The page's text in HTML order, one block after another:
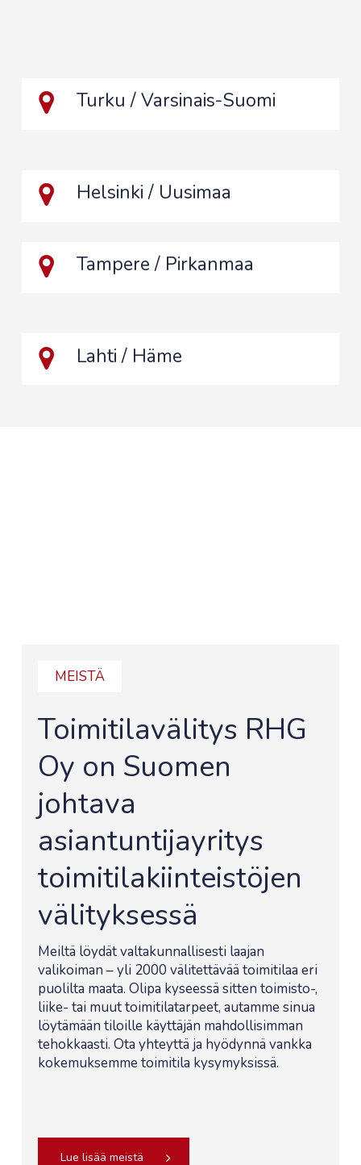
Turku / Varsinais-Suomi
Helsinki / Uusimaa
Tampere / Pirkanmaa
Lahti / Häme
MEISTÄ
Toimitilavälitys RHG
Oy on Suomen
johtava
asiantuntijayritys
toimitilakiinteistöjen
välityksessä
Meiltä löydät valtakunnallisesti laajan
valikoiman – yli 2000 välitettävää toimitilaa eri
puolilta maata. Olipa kyseessä sitten toimisto-,
liike- tai muut toimitilatarpeet, autamme sinua
löytämään tiloille käyttäjän mahdollisimman
tehokkaasti. Ota yhteyttä ja hyödynnä vankka
kokemuksemme toimitila kysymyksissä.
Lue lisää meistä